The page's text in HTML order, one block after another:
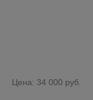
Цена: 34 000 руб.